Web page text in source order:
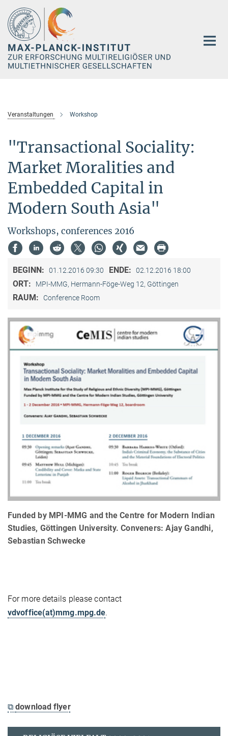
Hauptinhalt
Veranstaltungen Workshop
"Transactional Sociality:
Market Moralities and
Embedded Capital in
Modern South Asia"
Workshops, conferences 2016
BEGINN: 01.12.2016 09:30 ENDE: 02.12.2016 18:00
ORT: MPI-MMG, Hermann-Föge-Weg 12, Göttingen
RAUM: Conference Room
Funded by MPI-MMG and the Centre for Modern Indian
Studies, Göttingen University. Conveners: Ajay Gandhi,
Sebastian Schwecke
For more details please contact
vdvoffice(at)mmg.mpg.de.
⧉download flyer